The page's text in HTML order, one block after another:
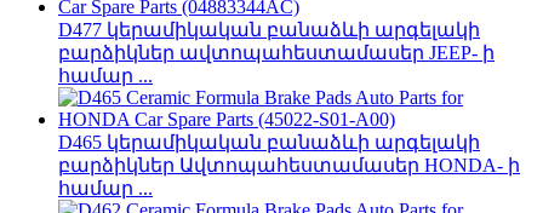
D477 կերամիկական բանաձևի արգելակի
բարձիկներ ավտոպահեստամասեր JEEP- ի
համար ...
D465 կերամիկական բանաձևի արգելակի
բարձիկներ Ավտոպահեստամասեր HONDA- ի
համար ...